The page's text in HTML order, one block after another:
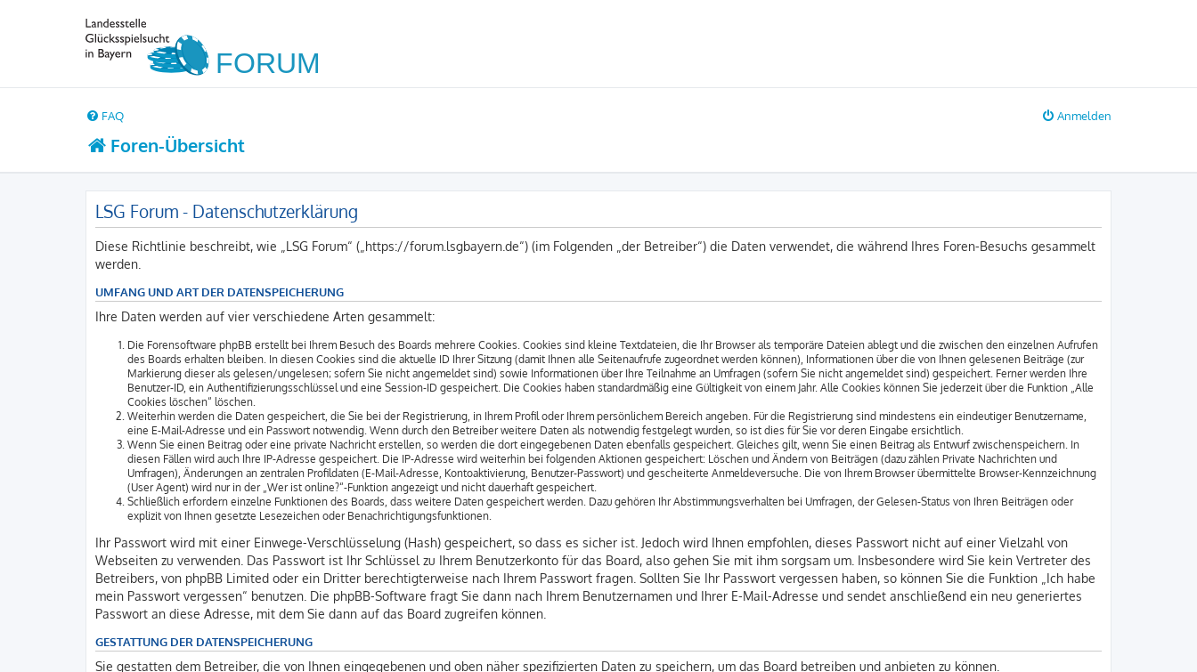
FAQ Anmelden
Foren-Übersicht
LSG Forum - Datenschutzerklärung
Diese Richtlinie beschreibt, wie „LSG Forum“ („https://forum.lsgbayern.de“) (im Folgenden „der Betreiber“) die Daten verwendet, die während Ihres Foren-Besuchs gesammelt
werden.
UMFANG UND ART DER DATENSPEICHERUNG
Ihre Daten werden auf vier verschiedene Arten gesammelt:
Die Forensoftware phpBB erstellt bei Ihrem Besuch des Boards mehrere Cookies. Cookies sind kleine Textdateien, die Ihr Browser als temporäre Dateien ablegt und die zwischen den einzelnen Aufrufen
des Boards erhalten bleiben. In diesen Cookies sind die aktuelle ID Ihrer Sitzung (damit Ihnen alle Seitenaufrufe zugeordnet werden können), Informationen über die von Ihnen gelesenen Beiträge (zur
Markierung dieser als gelesen/ungelesen; sofern Sie nicht angemeldet sind) sowie Informationen über Ihre Teilnahme an Umfragen (sofern Sie nicht angemeldet sind) gespeichert. Ferner werden Ihre
Benutzer-ID, ein Authentifizierungsschlüssel und eine Session-ID gespeichert. Die Cookies haben standardmäßig eine Gültigkeit von einem Jahr. Alle Cookies können Sie jederzeit über die Funktion „Alle
Cookies löschen“ löschen.
Weiterhin werden die Daten gespeichert, die Sie bei der Registrierung, in Ihrem Profil oder Ihrem persönlichem Bereich angeben. Für die Registrierung sind mindestens ein eindeutiger Benutzername,
eine E-Mail-Adresse und ein Passwort notwendig. Wenn durch den Betreiber weitere Daten als notwendig festgelegt wurden, so ist dies für Sie vor deren Eingabe ersichtlich.
Wenn Sie einen Beitrag oder eine private Nachricht erstellen, so werden die dort eingegebenen Daten ebenfalls gespeichert. Gleiches gilt, wenn Sie einen Beitrag als Entwurf zwischenspeichern. In
diesen Fällen wird auch Ihre IP-Adresse gespeichert. Die IP-Adresse wird weiterhin bei folgenden Aktionen gespeichert: Löschen und Ändern von Beiträgen (dazu zählen Private Nachrichten und
Umfragen), Änderungen an zentralen Profildaten (E-Mail-Adresse, Kontoaktivierung, Benutzer-Passwort) und gescheiterte Anmeldeversuche. Die von Ihrem Browser übermittelte Browser-Kennzeichnung
(User Agent) wird nur in der „Wer ist online?“-Funktion angezeigt und nicht dauerhaft gespeichert.
Schließlich erfordern einzelne Funktionen des Boards, dass weitere Daten gespeichert werden. Dazu gehören Ihr Abstimmungsverhalten bei Umfragen, der Gelesen-Status von Ihren Beiträgen oder
explizit von Ihnen gesetzte Lesezeichen oder Benachrichtigungsfunktionen.
Ihr Passwort wird mit einer Einwege-Verschlüsselung (Hash) gespeichert, so dass es sicher ist. Jedoch wird Ihnen empfohlen, dieses Passwort nicht auf einer Vielzahl von
Webseiten zu verwenden. Das Passwort ist Ihr Schlüssel zu Ihrem Benutzerkonto für das Board, also gehen Sie mit ihm sorgsam um. Insbesondere wird Sie kein Vertreter des
Betreibers, von phpBB Limited oder ein Dritter berechtigterweise nach Ihrem Passwort fragen. Sollten Sie Ihr Passwort vergessen haben, so können Sie die Funktion „Ich habe
mein Passwort vergessen“ benutzen. Die phpBB-Software fragt Sie dann nach Ihrem Benutzernamen und Ihrer E-Mail-Adresse und sendet anschließend ein neu generiertes
Passwort an diese Adresse, mit dem Sie dann auf das Board zugreifen können.
GESTATTUNG DER DATENSPEICHERUNG
Sie gestatten dem Betreiber, die von Ihnen eingegebenen und oben näher spezifizierten Daten zu speichern, um das Board betreiben und anbieten zu können.